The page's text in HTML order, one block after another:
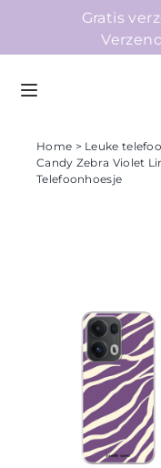
Gratis
Homepage
Collecties
Contact
Home > Leuke
Candy Zebra Violet
Telefoonhoesje